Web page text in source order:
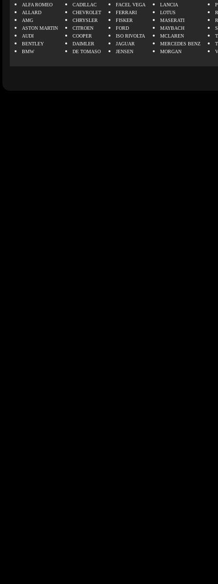
ALFA ROMEO
ALLARD
AMG
ASTON MARTIN
AUDI
BENTLEY
BMW
CADILLAC
CHEVROLET
CHRYSLER
CITROEN
COOPER
DAIMLER
DE TOMASO
FACEL VEGA
FERRARI
FISKER
FORD
ISO RIVOLTA
JAGUAR
JENSEN
LANCIA
LOTUS
MASERATI
MAYBACH
MCLAREN
MERCEDES BENZ
MORGAN